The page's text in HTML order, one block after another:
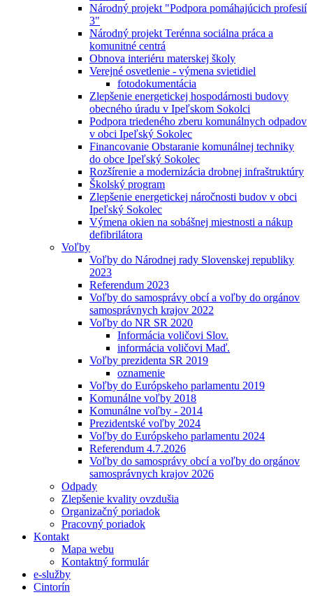
Národný projekt "Podpora pomáhajúcich profesií
3"
Národný projekt Terénna sociálna práca a
komunitné centrá
Obnova interiéru materskej školy
Verejné osvetlenie - výmena svietidiel
fotodokumentácia
Zlepšenie energetickej hospodárnosti budovy
obecného úradu v Ipeľskom Sokolci
Podpora triedeného zberu komunálnych odpadov
v obci Ipeľský Sokolec
Financovanie Obstaranie komunálnej techniky
do obce Ipeľský Sokolec
Rozšírenie a modernizácia drobnej infraštruktúry
Školský program
Zlepšenie energetickej náročnosti budov v obci
Ipeľský Sokolec
Výmena okien na sobášnej miestnosti a nákup
defibrilátora
Voľby
Voľby do Národnej rady Slovenskej republiky
2023
Referendum 2023
Voľby do samosprávy obcí a voľby do orgánov
samosprávnych krajov 2022
Voľby do NR SR 2020
Informácia voličovi Slov.
informácia voličovi Maď.
Voľby prezidenta SR 2019
oznamenie
Voľby do Európskeho parlamentu 2019
Komunálne voľby 2018
Komunálne voľby - 2014
Prezidentské voľby 2024
Voľby do Európskeho parlamentu 2024
Referendum 4.7.2026
Voľby do samosprávy obcí a voľby do orgánov
samosprávnych krajov 2026
Odpady
Zlepšenie kvality ovzdušia
Organizačný poriadok
Pracovný poriadok
Kontakt
Mapa webu
Kontaktný formulár
e-služby
Cintorín